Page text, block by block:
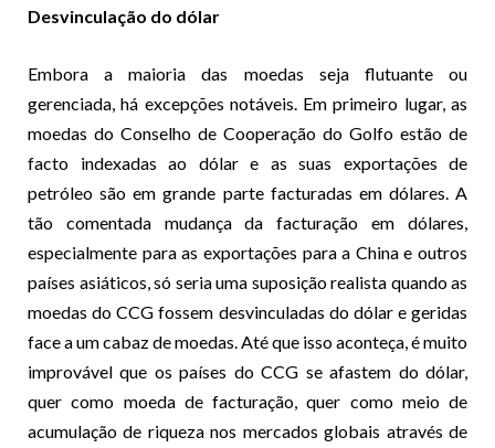
Desvinculação do dólar
Embora a maioria das moedas seja flutuante ou
gerenciada, há excepções notáveis. Em primeiro lugar, as
moedas do Conselho de Cooperação do Golfo estão de
facto indexadas ao dólar e as suas exportações de
petróleo são em grande parte facturadas em dólares. A
tão comentada mudança da facturação em dólares,
especialmente para as exportações para a China e outros
países asiáticos, só seria uma suposição realista quando as
moedas do CCG fossem desvinculadas do dólar e geridas
face a um cabaz de moedas. Até que isso aconteça, é muito
improvável que os países do CCG se afastem do dólar,
quer como moeda de facturação, quer como meio de
acumulação de riqueza nos mercados globais através de